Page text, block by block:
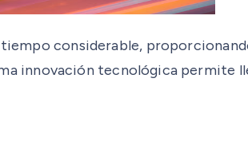
considerable,
innovación tecnológica permite